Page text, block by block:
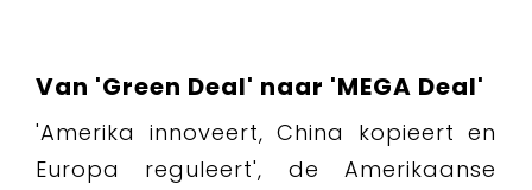
Van 'Green Deal' naar 'MEGA Deal'
'Amerika innoveert, China kopieert en
Europa reguleert', de Amerikaanse